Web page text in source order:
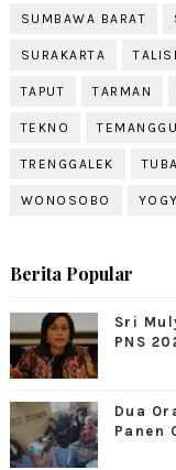
SUMBAWA BARAT
SURAKARTA
TAPUT TARMAN
TEKNO
TRENGGALEK
WONOSOBO
Berita Popular
Sri
PNS
Dua
Panen